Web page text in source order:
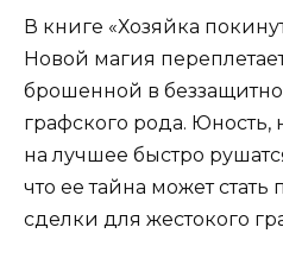
В книге «Хозяйка
Новой магия
брошенной в
графского рода.
на лучшее быстро
что ее тайна может
сделки для жестокого